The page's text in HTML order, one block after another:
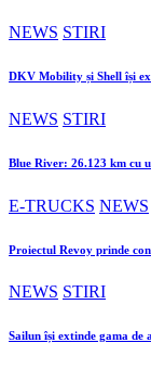
NEWS STIRI
DKV Mobility și Shell își
NEWS STIRI
Blue River: 26.123 km cu
E-TRUCKS NEWS
Proiectul Revoy prinde
NEWS STIRI
Sailun își extinde gama de